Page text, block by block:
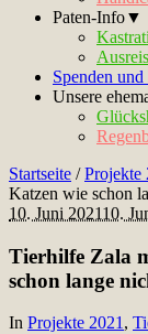
Paten-Info▼
Spenden
Unsere
Startseite /Projekte
Katzen wie schon
10. Juni 202110.
Tierhilfe Zala
schon lange
In Projekte 2021,